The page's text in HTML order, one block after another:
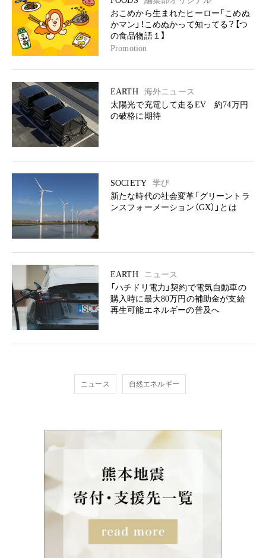
おこめから生まれたヒーロー「こめぬ
かマン」！こめぬかって知ってる？【つ
の食品物語１】
Promotion
EARTH
海外ニュース
太陽光で充電して走るEV 約74万円
の破格に期待
SOCIETY
学び
新たな時代の社会変革「グリーントラ
ンスフォーメーション（GX）」とは
EARTH
ニュース
「ハチドリ電力」契約で電気自動車の
購入時に最大80万円の補助金が支給
再生可能エネルギーの普及へ
ニュース 自然エネルギー